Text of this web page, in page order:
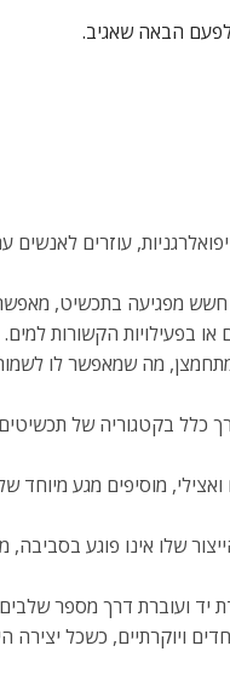
הבאה שאגיב.
עוזרים לאנשים
חשש מפגיעה בתכשיט,
בפעילויות הקשורות למים.
מה שמאפשר לו
כלל בקטגוריה של
מוסיפים מגע מיוחד
שלו אינו פוגע בסביבה,
יד ועוברת דרך מספר
ויוקרתיים, כשכל יצירה